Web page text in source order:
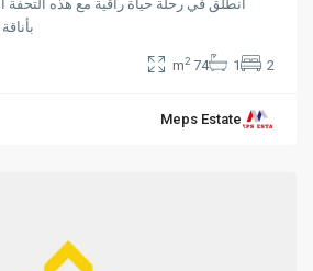
انطلق في رحلة حياة راقية مع هذه التحفة
2
1
74 m
2
Meps EstateLapta,